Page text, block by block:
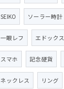
SEIKO ソーラー時計
一眼レフ エドックス
スマホ 記念硬貨
ネックレス リング